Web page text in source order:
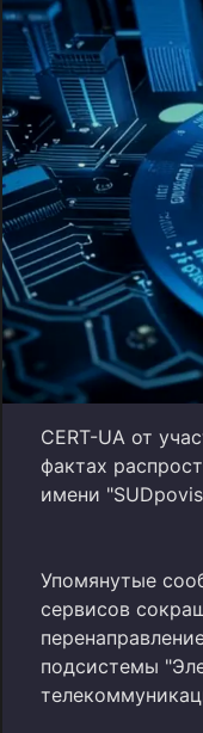
CERT-UA от
фактах
имени
Упомянутые
сервисов
подсистемы